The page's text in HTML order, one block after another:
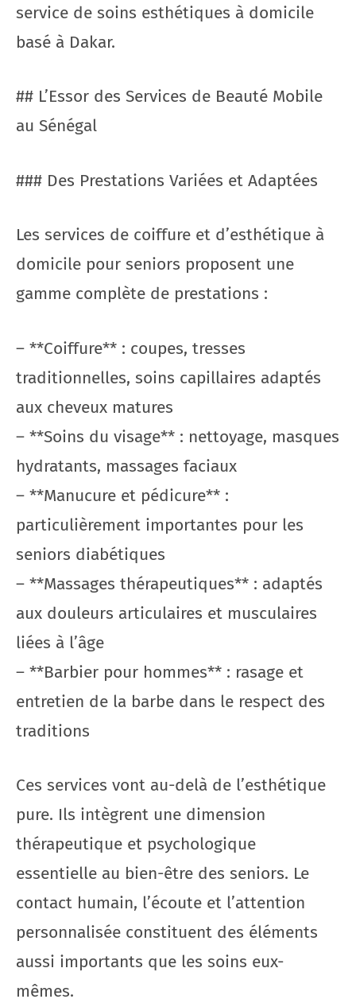
service de soins esthétiques à domicile
basé à Dakar.
## L’Essor des Services de Beauté Mobile
au Sénégal
### Des Prestations Variées et Adaptées
Les services de coiffure et d’esthétique à
domicile pour seniors proposent une
gamme complète de prestations :
– **Coiffure** : coupes, tresses
traditionnelles, soins capillaires adaptés
aux cheveux matures
– **Soins du visage** : nettoyage, masques
hydratants, massages faciaux
– **Manucure et pédicure** :
particulièrement importantes pour les
seniors diabétiques
– **Massages thérapeutiques** : adaptés
aux douleurs articulaires et musculaires
liées à l’âge
– **Barbier pour hommes** : rasage et
entretien de la barbe dans le respect des
traditions
Ces services vont au-delà de l’esthétique
pure. Ils intègrent une dimension
thérapeutique et psychologique
essentielle au bien-être des seniors. Le
contact humain, l’écoute et l’attention
personnalisée constituent des éléments
aussi importants que les soins eux-
mêmes.